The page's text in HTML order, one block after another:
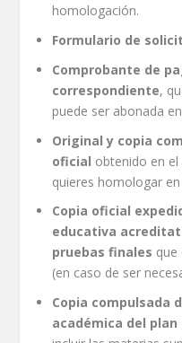
homologación.
Formulario de
Comprobante de
correspondiente,
puede ser abonada
Original y copia
oficial obtenido en el
quieres homologar en
Copia oficial
educativa
pruebas finales
(en caso de ser
Copia compulsada
académica del